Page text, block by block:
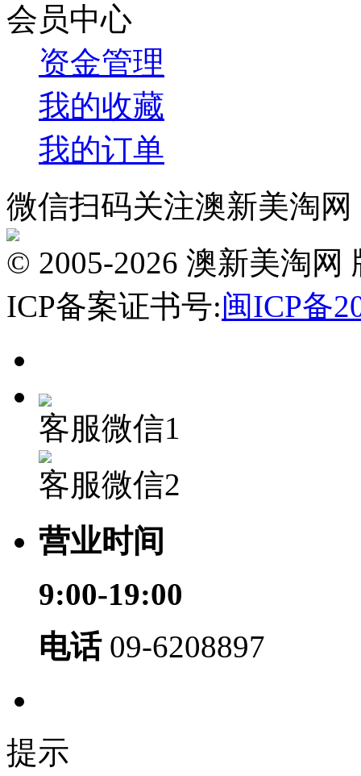
会员中心
资金管理
我的收藏
我的订单
微信扫码关注澳新美淘网
© 2005-2026 澳新美淘
ICP备案证书号:闽ICP备
客服微信1
客服微信2
营业时间
9:00-19:00
电话09-6208897
提示